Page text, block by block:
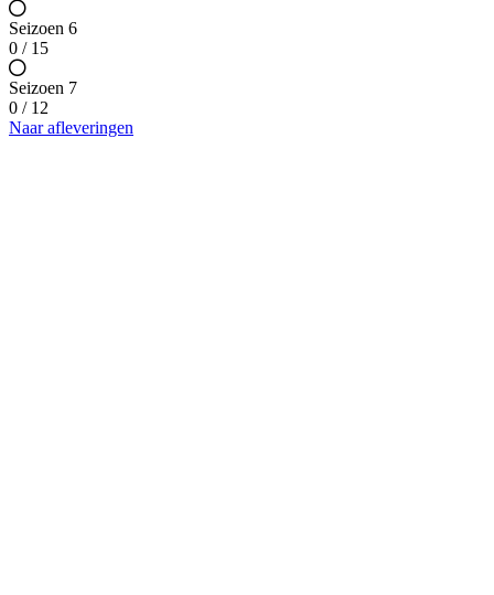
Seizoen 6
0 / 15
Seizoen 7
0 / 12
Naar afleveringen